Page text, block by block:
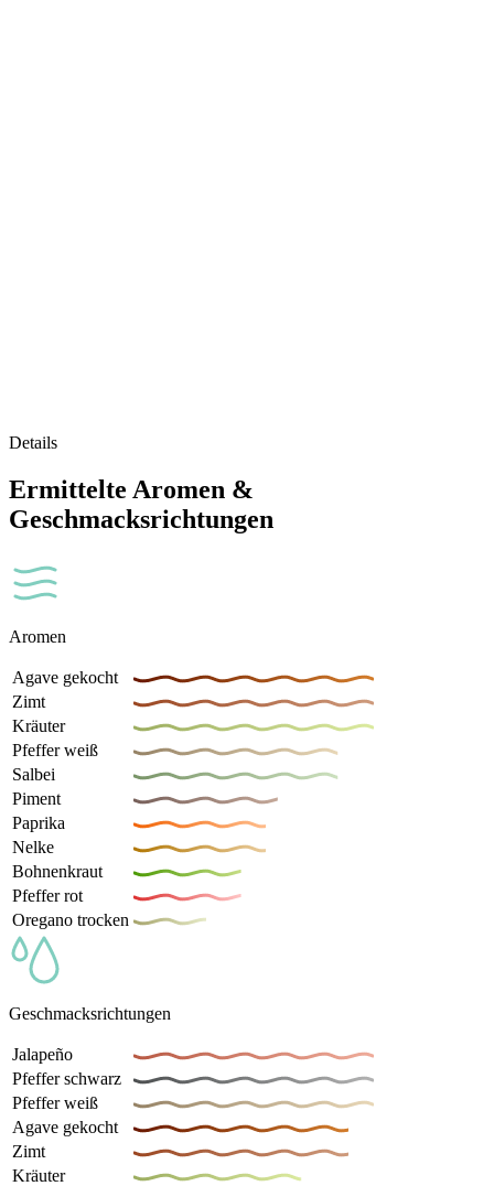
Details
Ermittelte Aromen &
Geschmacksrichtungen
Aromen
Agave gekocht
Zimt
Kräuter
Pfeffer weiß
Salbei
Piment
Paprika
Nelke
Bohnenkraut
Pfeffer rot
Oregano trocken
Geschmacksrichtungen
Jalapeño
Pfeffer schwarz
Pfeffer weiß
Agave gekocht
Zimt
Kräuter